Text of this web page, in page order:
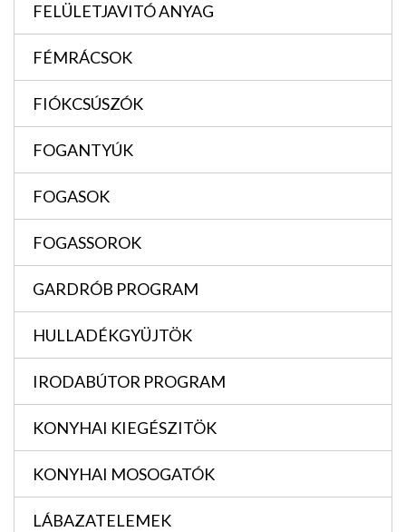
FELÜLETJAVITÓ ANYAG
FÉMRÁCSOK
FIÓKCSÚSZÓK
FOGANTYÚK
FOGASOK
FOGASSOROK
GARDRÓB PROGRAM
HULLADÉKGYÜJTÖK
IRODABÚTOR PROGRAM
KONYHAI KIEGÉSZITÖK
KONYHAI MOSOGATÓK
LÁBAZATELEMEK